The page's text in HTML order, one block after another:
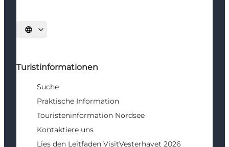
Sprache auswählen
Turistinformationen
Suche
Praktische Information
Touristeninformation Nordsee
Kontaktiere uns
Lies den Leitfaden VisitVesterhavet 2026